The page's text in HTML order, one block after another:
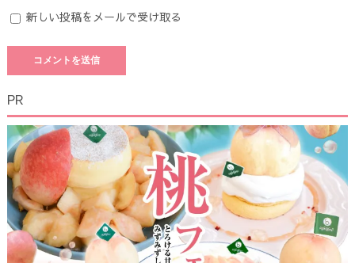
新しい投稿をメールで受け取る
PR